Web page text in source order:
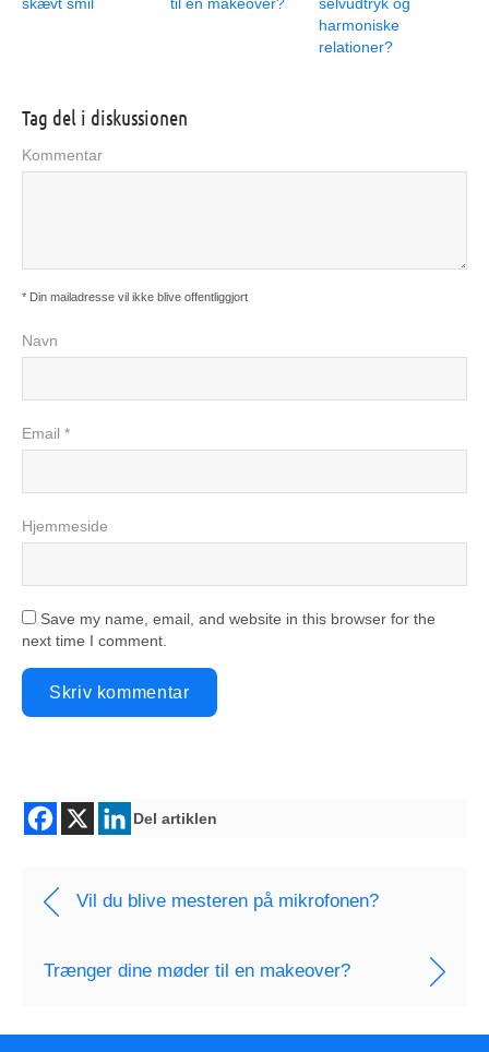
harmoniske
relationer?
Tag del i diskussionen
Kommentar
* Din mailadresse vil ikke blive offentliggjort
Navn
Email *
Hjemmeside
Save my name, email, and website in this browser for the
next time I comment.
Del artiklen
Vil du blive mesteren på mikrofonen?
Trænger dine møder til en makeover?